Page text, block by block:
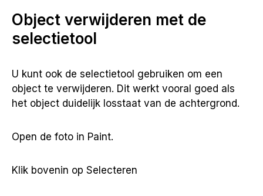
Object verwijderen met de
selectietool
U kunt ook de selectietool gebruiken om een
object te verwijderen. Dit werkt vooral goed als
het object duidelijk losstaat van de achtergrond.
Open de foto in Paint.
Klik bovenin op Selecteren